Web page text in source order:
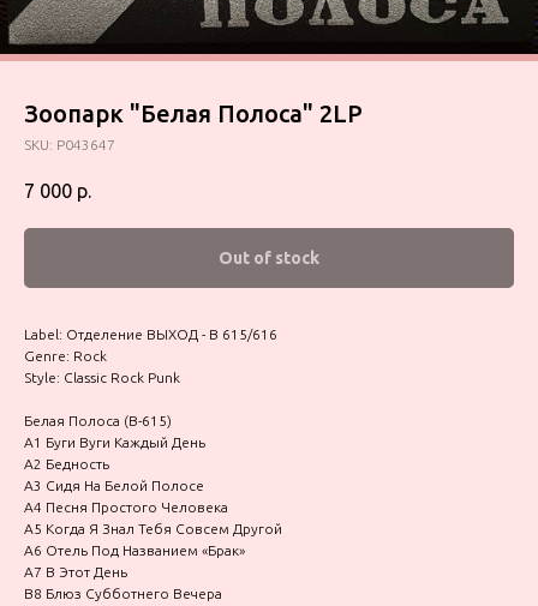
Зоопарк "Белая Полоса" 2LP
SKU: P043647
7 000 р.
Out of stock
Label: Отделение ВЫХОД - В 615/616
Genre: Rock
Style: Classic Rock Punk
Белая Полоса (В-615)
A1 Буги Вуги Каждый День
A2 Бедность
A3 Сидя На Белой Полосе
A4 Песня Простого Человека
A5 Когда Я Знал Тебя Совсем Другой
A6 Отель Под Названием «Брак»
A7 В Этот День
B8 Блюз Субботнего Вечера